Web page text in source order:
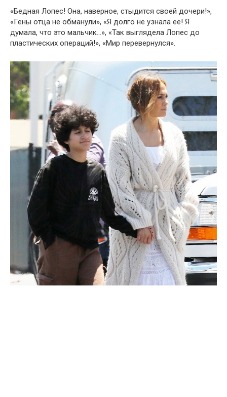
«Бедная Лопес! Она, наверное, стыдится своей дочери!»,
«Гены отца не обманули», «Я долго не узнала ее! Я
думала, что это мальчик…», «Так выглядела Лопес до
пластических операций!», «Мир перевернулся».